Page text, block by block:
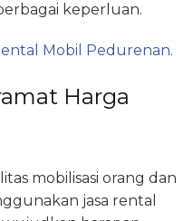
keperluan.
Mobil Pedurenan.
Harga
mobilisasi orang dan
jasa rental